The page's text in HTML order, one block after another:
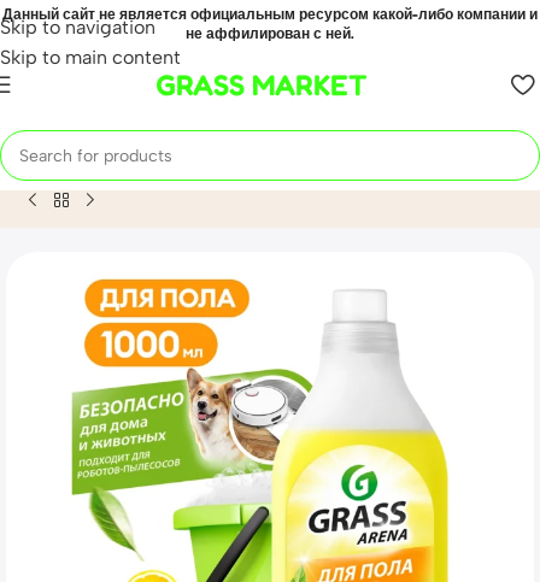
Skip to navigation
Skip to main content
Данный сайт не является официальным ресурсом какой-либо компании и
не аффилирован с ней.
GRASS MARKET
Home Mahsulot Средство с полирующим эффектом для